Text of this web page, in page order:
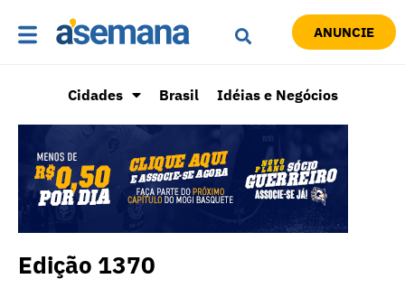
ANUNCIE
Cidades Brasil Idéias e Negócios
Edição 1370